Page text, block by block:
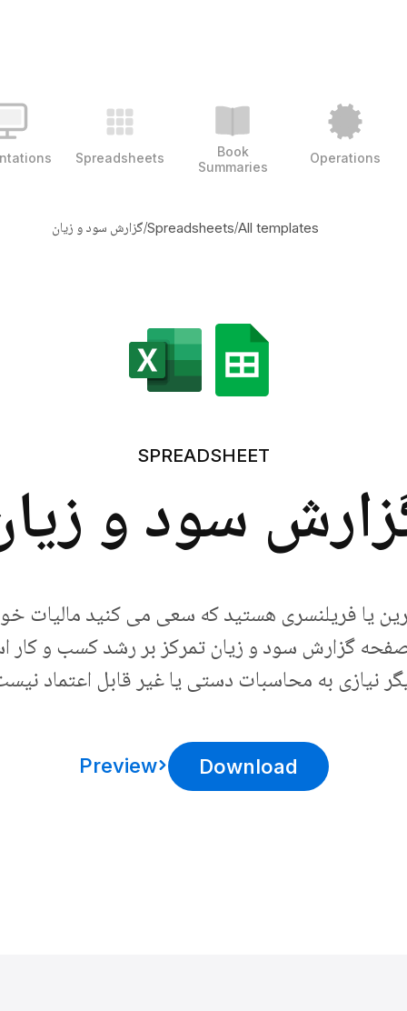
Spreadsheets
Book
Summaries
Operations
All templates
/
Spreadsheets
/گزارش سود و زیان
SPREADSHEET
سود و
یا فریلنسری هستید که سعی می کنید مالیات
گزارش سود و زیان تمرکز بر رشد کسب و کار
نیازی به محاسبات دستی یا غیر قابل اعتماد
Download
Preview